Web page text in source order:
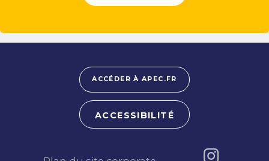
ACCÉDER À APEC.FR
ACCESSIBILITÉ